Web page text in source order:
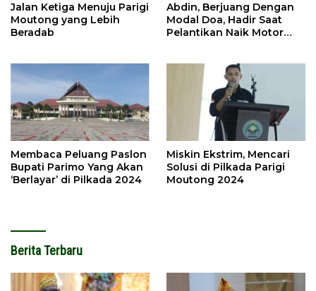
Jalan Ketiga Menuju Parigi
Moutong yang Lebih
Beradab
Abdin, Berjuang Dengan
Modal Doa, Hadir Saat
Pelantikan Naik Motor
Membaca Peluang Paslon
Bupati Parimo Yang Akan
‘Berlayar’ di Pilkada 2024
Miskin Ekstrim, Mencari
Solusi di Pilkada Parigi
Moutong 2024
Berita Terbaru